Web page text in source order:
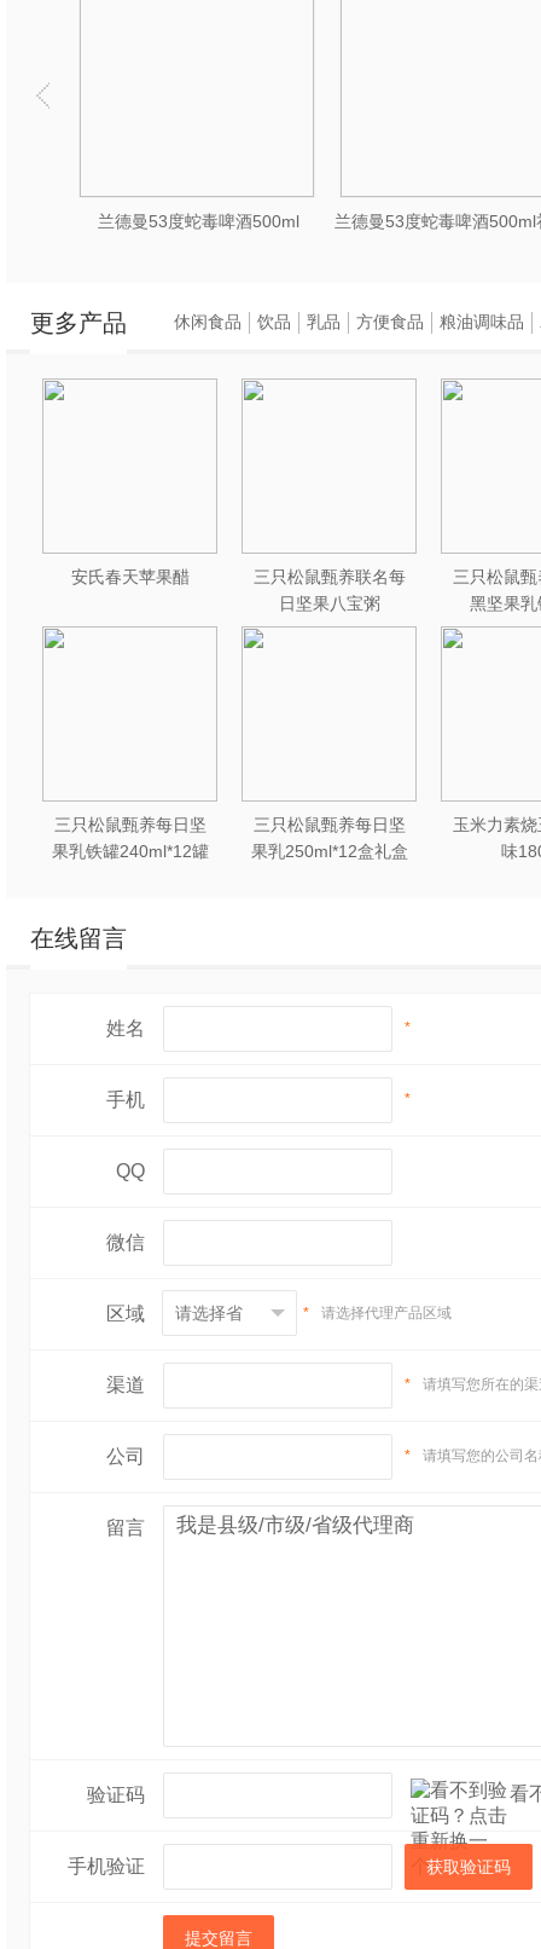
兰德曼53度蛇毒啤酒500ml
更多产品
安氏春天苹果醋
三只松鼠甄养联名每
日坚果八宝粥
330g*12罐礼盒装
三只松鼠
黑坚果乳
240ml*20
三只松鼠甄养每日坚
果乳铁罐240ml*12罐
三只松鼠甄养每日坚
果乳250ml*12盒礼盒
玉米力素
味
休闲食品 饮品 乳品 方便食品 粮油调味品
在线留言
姓名 *
手机 *
QQ
微信
区域 * 请选择代理产品区域
渠道 * 请填写您所在的
公司 * 请填写您的公司
留言
验证码 看
手机验证 获取验证码
提交留言